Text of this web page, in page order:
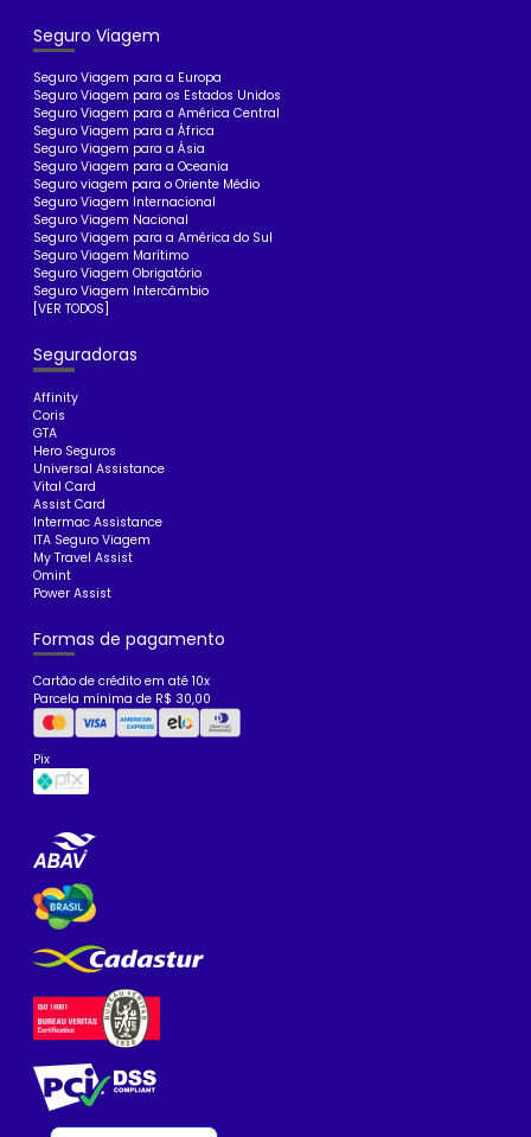
Seguro Viagem
Seguro Viagem para a Europa
Seguro Viagem para os Estados Unidos
Seguro Viagem para a América Central
Seguro Viagem para a África
Seguro Viagem para a Ásia
Seguro Viagem para a Oceania
Seguro viagem para o Oriente Médio
Seguro Viagem Internacional
Seguro Viagem Nacional
Seguro Viagem para a América do Sul
Seguro Viagem Marítimo
Seguro Viagem Obrigatório
Seguro Viagem Intercâmbio
[VER TODOS]
Seguradoras
Affinity
Coris
GTA
Hero Seguros
Universal Assistance
Vital Card
Assist Card
Intermac Assistance
ITA Seguro Viagem
My Travel Assist
Omint
Power Assist
Formas de pagamento
Cartão de crédito em até 10x
Parcela mínima de R$ 30,00
Pix